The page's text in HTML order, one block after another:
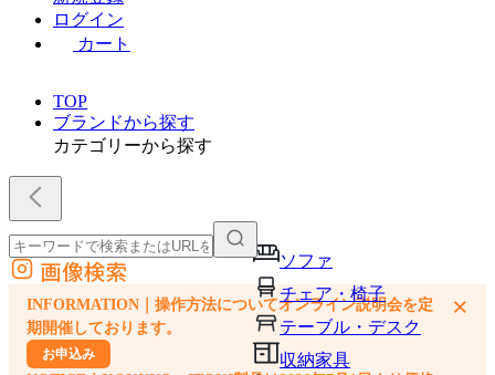
ログイン
カート
TOP
ブランドから探す
カテゴリーから探す
ソファ
チェア・椅子
テーブル・デスク
収納家具
外部サイトの商品をカートに追加
他のサイトで見つけた商品ページのURLを貼り付けて、カートに追加できます
画像検索
INFORMATION｜操作方法についてオンライン説明会を定
期開催しております。
お申込み
×